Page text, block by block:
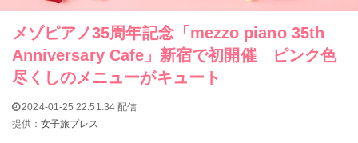
メゾピアノ35周年記念「mezzo piano 35th
Anniversary Cafe」新宿で初開催 ピンク色
尽くしのメニューがキュート
2024-01-25 22:51:34 配信
提供：女子旅プレス